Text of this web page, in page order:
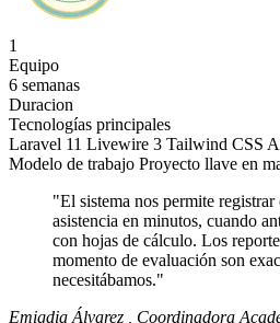
1
Equipo
6 semanas
Duracion
Tecnologías principales
Laravel 11 Livewire 3 Tailwind CSS
Modelo de trabajo Proyecto llave en
"El sistema nos permite
asistencia en minutos, cuando
con hojas de cálculo. Los
momento de evaluación son
necesitábamos."
Emigdia Álvarez
, Coordinadora